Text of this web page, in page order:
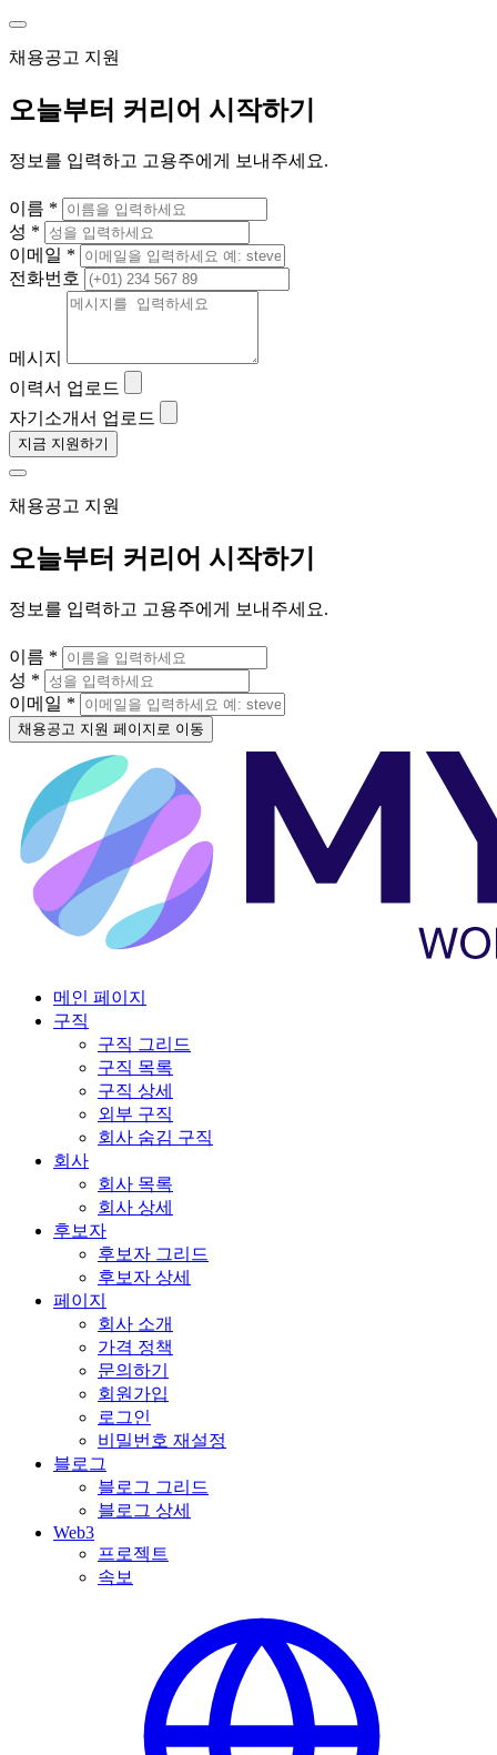
채용공고 지원
오늘부터 커리어 시작하기
정보를 입력하고 고용주에게 보내주세요.
이름 *
성 *
이메일 *
전화번호
메시지
이력서 업로드
자기소개서 업로드
지금 지원하기
채용공고 지원
오늘부터 커리어 시작하기
정보를 입력하고 고용주에게 보내주세요.
이름 *
성 *
이메일 *
채용공고 지원 페이지로 이동
메인 페이지
구직
구직 그리드
구직 목록
구직 상세
외부 구직
회사 숨김 구직
회사
회사 목록
회사 상세
후보자
후보자 그리드
후보자 상세
페이지
회사 소개
가격 정책
문의하기
회원가입
로그인
비밀번호 재설정
블로그
블로그 그리드
블로그 상세
Web3
프로젝트
속보